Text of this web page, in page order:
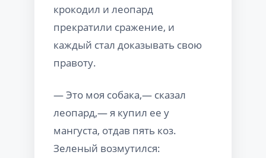
крокодил и леопард
прекратили сражение, и
каждый стал доказывать свою
правоту.
— Это моя собака,— сказал
леопард,— я купил ее у
мангуста, отдав пять коз.
Зеленый возмутился: